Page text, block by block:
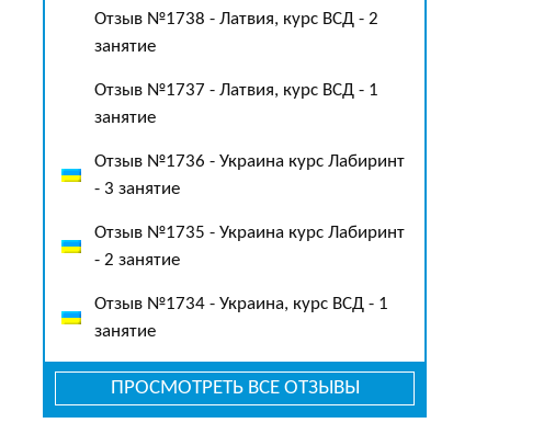
Отзыв №1738 - Латвия, курс ВСД - 2
занятие
Отзыв №1737 - Латвия, курс ВСД - 1
занятие
Отзыв №1736 - Украина курс Лабиринт
- 3 занятие
Отзыв №1735 - Украина курс Лабиринт
- 2 занятие
Отзыв №1734 - Украина, курс ВСД - 1
занятие
ПРОСМОТРЕТЬ ВСЕ ОТЗЫВЫ